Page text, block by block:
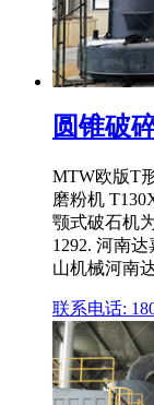
圆锥破
MTW欧版T
磨粉机
颚式破石机
1292. 河南
山机械河南
联系电话: